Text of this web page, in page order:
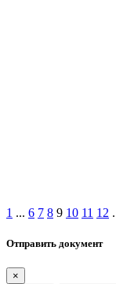
1 ... 6 7 8 9 10 11 12
Отправить документ
×